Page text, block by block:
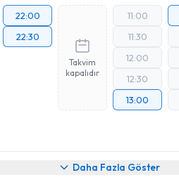
22:00
22:30
Takvim
kapalıdır
11:00
11:30
12:00
12:30
13:00
Daha Fazla Göster